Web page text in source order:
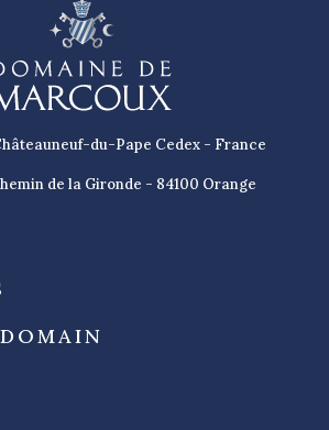
du-Pape Cedex - France
de la Gironde - 84100 Orange